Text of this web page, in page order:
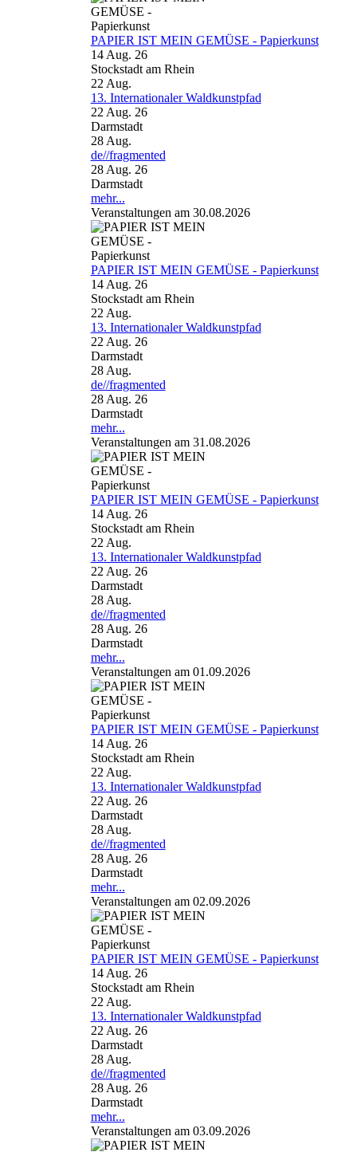
PAPIER IST MEIN GEMÜSE - Papierkunst
14 Aug. 26
Stockstadt am Rhein
22 Aug.
13. Internationaler Waldkunstpfad
22 Aug. 26
Darmstadt
28 Aug.
de//fragmented
28 Aug. 26
Darmstadt
mehr...
Veranstaltungen am 30.08.2026
PAPIER IST MEIN GEMÜSE - Papierkunst
14 Aug. 26
Stockstadt am Rhein
22 Aug.
13. Internationaler Waldkunstpfad
22 Aug. 26
Darmstadt
28 Aug.
de//fragmented
28 Aug. 26
Darmstadt
mehr...
Veranstaltungen am 31.08.2026
PAPIER IST MEIN GEMÜSE - Papierkunst
14 Aug. 26
Stockstadt am Rhein
22 Aug.
13. Internationaler Waldkunstpfad
22 Aug. 26
Darmstadt
28 Aug.
de//fragmented
28 Aug. 26
Darmstadt
mehr...
Veranstaltungen am 01.09.2026
PAPIER IST MEIN GEMÜSE - Papierkunst
14 Aug. 26
Stockstadt am Rhein
22 Aug.
13. Internationaler Waldkunstpfad
22 Aug. 26
Darmstadt
28 Aug.
de//fragmented
28 Aug. 26
Darmstadt
mehr...
Veranstaltungen am 02.09.2026
PAPIER IST MEIN GEMÜSE - Papierkunst
14 Aug. 26
Stockstadt am Rhein
22 Aug.
13. Internationaler Waldkunstpfad
22 Aug. 26
Darmstadt
28 Aug.
de//fragmented
28 Aug. 26
Darmstadt
mehr...
Veranstaltungen am 03.09.2026